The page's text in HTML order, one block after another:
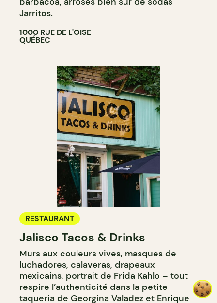
Jarritos.
1000 RUE DE L'OISE
QUÉBEC
RESTAURANT
Jalisco Tacos & Drinks
Murs aux couleurs vives, masques de
luchadores, calaveras, drapeaux
mexicains, portrait de Frida Kahlo – tout
respire l’authenticité dans la petite
taqueria de Georgina Valadez et Enrique